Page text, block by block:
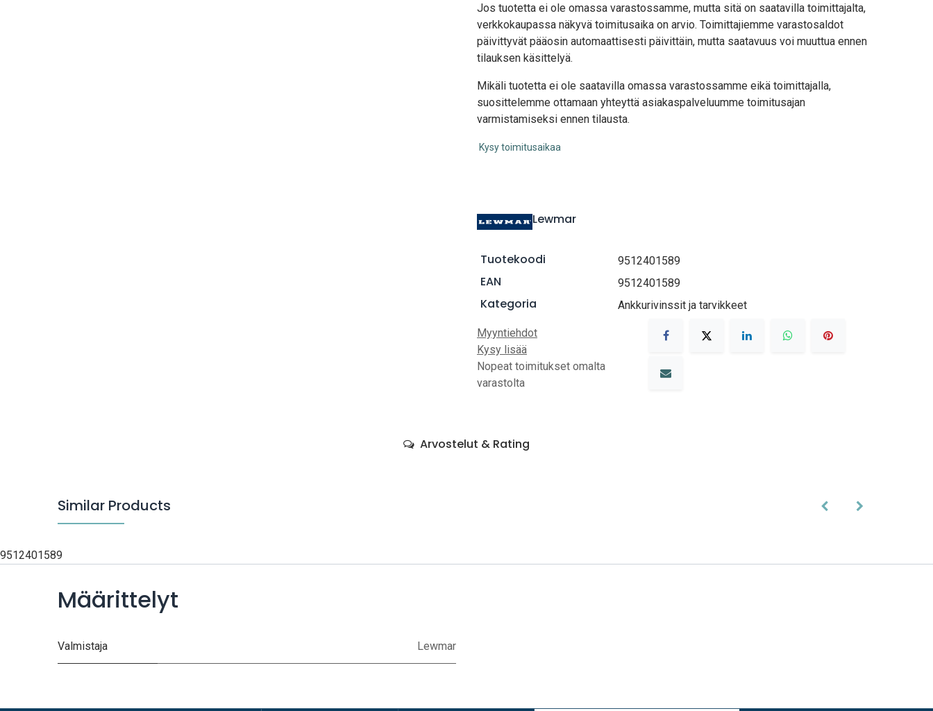
Jos tuotetta ei ole omassa varastossamme, mutta sitä on saatavilla toimittajalta,
verkkokaupassa näkyvä toimitusaika on arvio. Toimittajiemme varastosaldot
päivittyvät pääosin automaattisesti päivittäin, mutta saatavuus voi muuttua ennen
tilauksen käsittelyä.
Mikäli tuotetta ei ole saatavilla omassa varastossamme eikä toimittajalla,
suosittelemme ottamaan yhteyttä asiakaspalveluumme toimitusajan
varmistamiseksi ennen tilausta.
Kysy toimitusaikaa
Lewmar
Tuotekoodi 9512401589
EAN 9512401589
Kategoria Ankkurivinssit ja tarvikkeet
Myyntiehdot
Kysy lisää
Nopeat toimitukset omalta
varastolta
Arvostelut & Rating
Similar Products
9512401589
Määrittelyt
Valmistaja Lewmar